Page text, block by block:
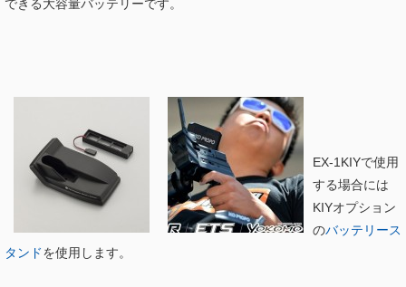
できる大容量バッテリーです。
EX-1KIYで使用
する場合には
KIYオプション
のバッテリース
タンドを使用します。